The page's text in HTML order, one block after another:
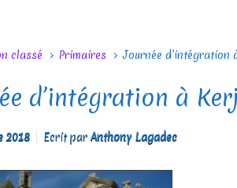
classé Primaires Journée d’intégration
d’intégration à
2018 Ecrit par Anthony Lagadec